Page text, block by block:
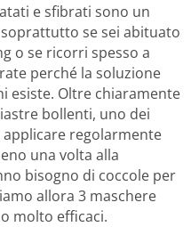
e sfibrati sono un
se sei abituato
o se ricorri spesso a
perché la soluzione
esiste. Oltre chiaramente
bollenti, uno dei
regolarmente
una volta alla
bisogno di coccole per
allora 3 maschere
molto efficaci.